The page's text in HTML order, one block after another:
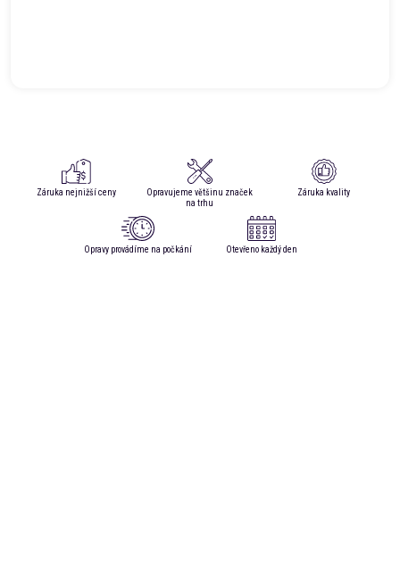
Záruka nejnižší ceny
Opravujeme většinu značek
na trhu
Záruka kvality
Opravy provádíme na počkání Otevřeno každý den